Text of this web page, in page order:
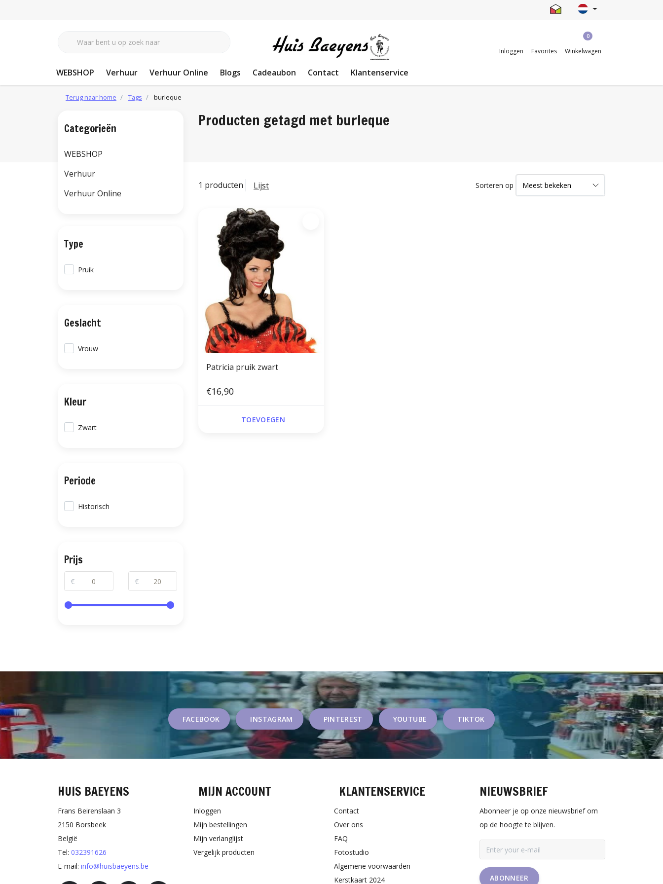
Inloggen Favorites
0
Winkelwagen
WEBSHOP Verhuur Verhuur Online Blogs Cadeaubon Contact Klantenservice
Terug naar home Tags burleque
Producten getagd met burleque
1 producten Lijst Sorteren op
Patricia pruik zwart
€16,90
TOEVOEGEN
Categorieën
WEBSHOP
Verhuur
Verhuur Online
Type
Pruik
Geslacht
Vrouw
Kleur
Zwart
Periode
Historisch
Prijs
€ €
FACEBOOK INSTAGRAM PINTEREST YOUTUBE TIKTOK
HUIS BAEYENS
Frans Beirenslaan 3
2150 Borsbeek
België
Tel: 032391626
E-mail: info@huisbaeyens.be
MIJN ACCOUNT
Inloggen
Mijn bestellingen
Mijn verlanglijst
Vergelijk producten
KLANTENSERVICE
Contact
Over ons
FAQ
Fotostudio
Algemene voorwaarden
Kerstkaart 2024
NIEUWSBRIEF
Abonneer je op onze nieuwsbrief om
op de hoogte te blijven.
ABONNEER